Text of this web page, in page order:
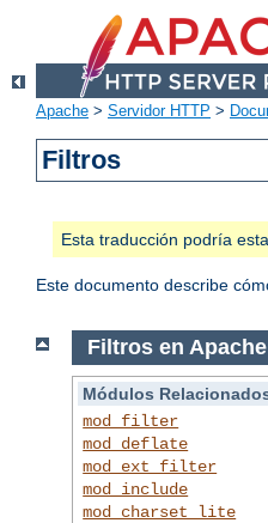
Apache > Servidor HTTP >
Filtros
Esta traducción podría
Este documento describe
Filtros en
Módulos
mod_filter
mod_deflate
mod_ext_filter
mod_include
mod_charset_lite